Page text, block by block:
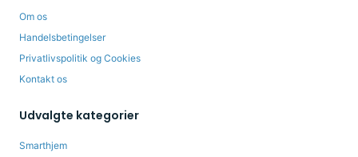
Om os
Handelsbetingelser
Privatlivspolitik og Cookies
Kontakt os
Udvalgte kategorier
Smarthjem